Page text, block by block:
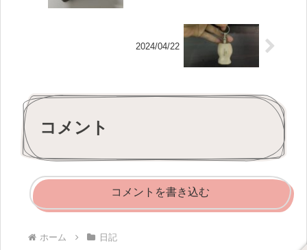
2024/04/22
コメント
コメントを書き込む
ホーム 日記